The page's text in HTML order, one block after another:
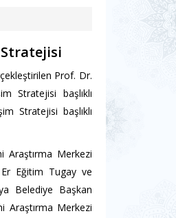
Stratejisi
Prof. Dr.
Stratejisi başlıklı
Stratejisi başlıklı
Araştırma Merkezi
Er Eğitim Tugay ve
Belediye Başkan
Araştırma Merkezi